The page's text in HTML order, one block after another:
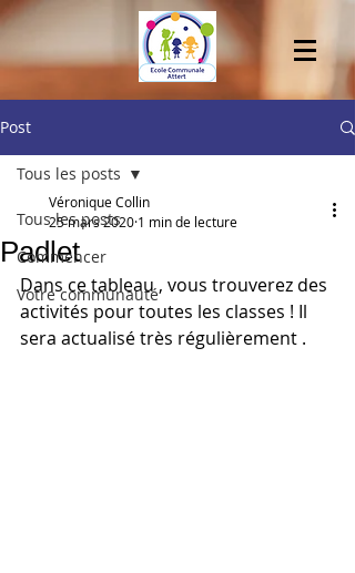
Post
Tous les posts
Commencer
Votre communauté
Tous les posts
Padlet
Véronique Collin
25 mars 2020 1 min de lecture
Dans ce tableau , vous trouverez des
activités pour toutes les classes ! Il
sera actualisé très régulièrement .